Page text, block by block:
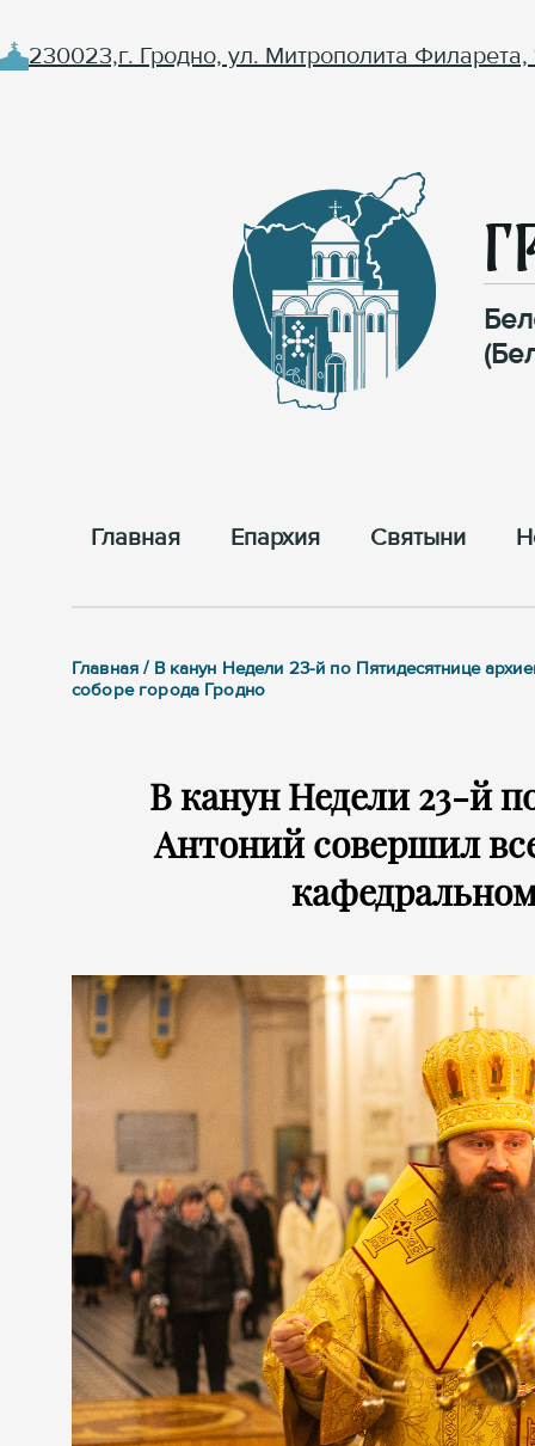
230023,г. Гродно, ул. Митрополита Филарета,
Главная Епархия Cвятыни
Главная / В канун Недели 23-й по Пятидесятнице
соборе города Гродно
В канун Недели 23-й
Антоний совершил